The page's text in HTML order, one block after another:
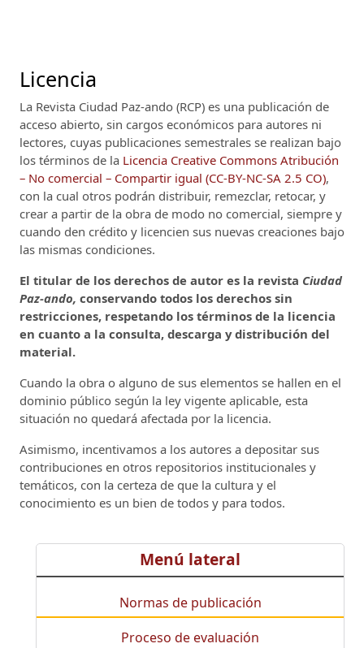
Licencia
La Revista Ciudad Paz-ando (RCP) es una publicación de
acceso abierto, sin cargos económicos para autores ni
lectores, cuyas publicaciones semestrales se realizan bajo
los términos de la Licencia Creative Commons Atribución
– No comercial – Compartir igual (CC-BY-NC-SA 2.5 CO),
con la cual otros podrán distribuir, remezclar, retocar, y
crear a partir de la obra de modo no comercial, siempre y
cuando den crédito y licencien sus nuevas creaciones bajo
las mismas condiciones.
El titular de los derechos de autor es la revista Ciudad
Paz-ando, conservando todos los derechos sin
restricciones, respetando los términos de la licencia
en cuanto a la consulta, descarga y distribución del
material.
Cuando la obra o alguno de sus elementos se hallen en el
dominio público según la ley vigente aplicable, esta
situación no quedará afectada por la licencia.
Asimismo, incentivamos a los autores a depositar sus
contribuciones en otros repositorios institucionales y
temáticos, con la certeza de que la cultura y el
conocimiento es un bien de todos y para todos.
Menú lateral
Normas de publicación
Proceso de evaluación